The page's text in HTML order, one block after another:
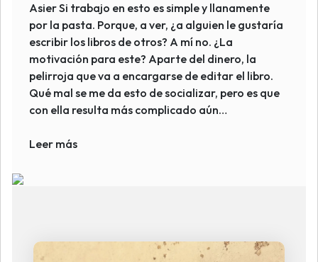
Asier Si trabajo en esto es simple y llanamente
por la pasta. Porque, a ver, ¿a alguien le gustaría
escribir los libros de otros? A mí no. ¿La
motivación para este? Aparte del dinero, la
pelirroja que va a encargarse de editar el libro.
Qué mal se me da esto de socializar, pero es que
con ella resulta más complicado aún…
Leer más